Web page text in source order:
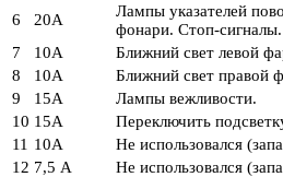
6
20А
Лампы указателей
фонари. Стоп-сигналы.
7
10А
Ближний свет левой
8
10А
Ближний свет правой
9
15А
Лампы вежливости.
10 15А
Переключить
11 10А
Не использовался
12 7,5 А
Не использовался